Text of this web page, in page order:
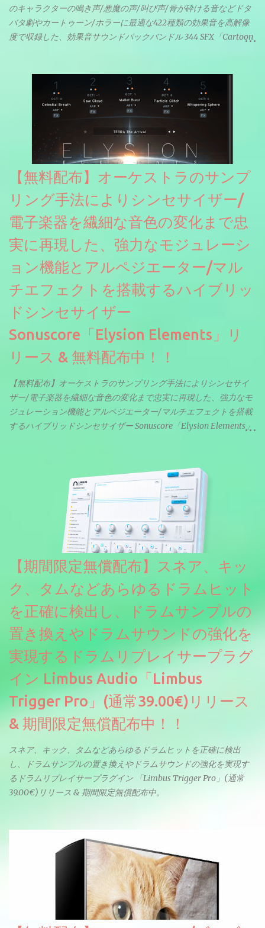
のキャラクターの鳴き声/悪魔の声/叫び声/骨が砕ける音などドタ
バタ劇やカートゥーン/ホラーに最適な422種類の効果音を高解像
度で収録した、効果音サウンドパックバンドル 344 SFX「Cartoon
【無料配布】オーケストラのサンプ
リング手法によりシンセサイザー/
電子楽器を繊細な音色の変化まで忠
実に再現した、強力なモジュレーシ
ョン機能とアルペジエーター/マル
チエフェクトを搭載するハイブリッ
ドシンセサイザー
Sonuscore「Elysion Elements」リ
リース & 無料配布中！！
【無料配布】オーケストラのサンプリング手法によりシンセサイ
ザー/電子楽器を繊細な音色の変化まで忠実に再現した、強力なモ
ジュレーション機能とアルペジエーター/マルチエフェクトを搭載
するハイブリッドシンセサイザー Sonuscore「Elysion Elements」
えるようになっています。総容量も7GBを超えます。複数の設定に
より音色が作りこまれているため、あらかじめアルペジオがプロ
グラムされているプリセットも多いですが、アルペジオを切るこ
とももちろんできます。 ほとんどのシンセライブラリは、音を一
度サンプリングしてベロシティで音量を調整します。 しかし、
ELYSIONは違います。ビンテージシンセを含む様々な音源から、
複数のベロシティレイヤーにわたって録音し、各レイヤーを整形
することで、弱く演奏した場合と強く演奏した場合で、全く異な
る音色が得られます。単に音量を変えただけの同じ音ではありま
せん。
【期間限定無償配布】スネア、キッ
ク、タムなどあらゆるドラムヒット
を正確に検出し、ドラムサンプルの
置き換えやドラムサウンドの強化を
実現するドラムリプレイサープラグ
イン Limbus Audio「Limbus
Trigger Pro」(通常39.00€)リリース
& 期間限定無償配布中！！
スネア、キック、タムなどあらゆるドラムヒットを正確に検出
し、ドラムサンプルの置き換えやドラムサウンドの強化を実現す
るドラムリプレイサープラグイン 「Limbus Trigger Pro」(通常
39.00€)リリース & 期間限定無償配布中。